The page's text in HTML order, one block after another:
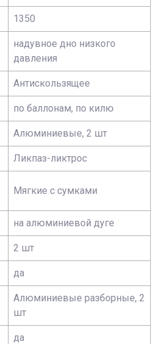
1350
надувное дно низкого
давления
Антискользящее
по баллонам, по килю
Алюминиевые, 2 шт
Ликпаз-ликтрос
Мягкие с сумками
на алюминиевой дуге
2 шт
да
Алюминиевые разборные, 2
шт
да